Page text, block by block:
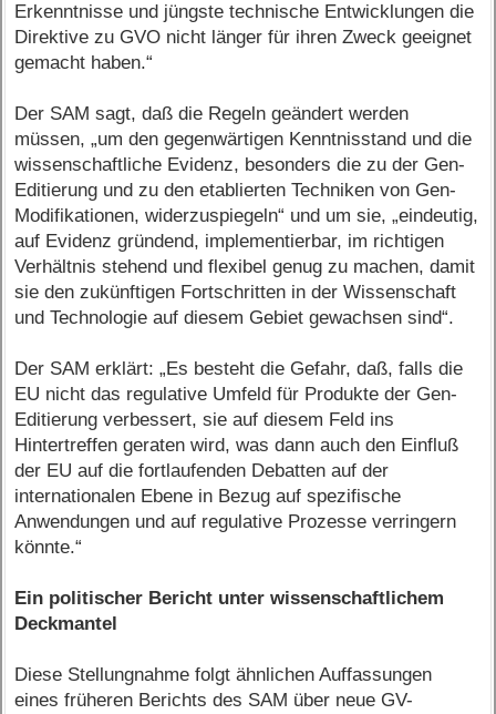
Erkenntnisse und jüngste technische Entwicklungen die
Direktive zu GVO nicht länger für ihren Zweck geeignet
gemacht haben.“
Der SAM sagt, daß die Regeln geändert werden
müssen, „um den gegenwärtigen Kenntnisstand und die
wissenschaftliche Evidenz, besonders die zu der Gen-
Editierung und zu den etablierten Techniken von Gen-
Modifikationen, widerzuspiegeln“ und um sie, „eindeutig,
auf Evidenz gründend, implementierbar, im richtigen
Verhältnis stehend und flexibel genug zu machen, damit
sie den zukünftigen Fortschritten in der Wissenschaft
und Technologie auf diesem Gebiet gewachsen sind“.
Der SAM erklärt: „Es besteht die Gefahr, daß, falls die
EU nicht das regulative Umfeld für Produkte der Gen-
Editierung verbessert, sie auf diesem Feld ins
Hintertreffen geraten wird, was dann auch den Einfluß
der EU auf die fortlaufenden Debatten auf der
internationalen Ebene in Bezug auf spezifische
Anwendungen und auf regulative Prozesse verringern
könnte.“
Ein politischer Bericht unter wissenschaftlichem
Deckmantel
Diese Stellungnahme folgt ähnlichen Auffassungen
eines früheren Berichts des SAM über neue GV-